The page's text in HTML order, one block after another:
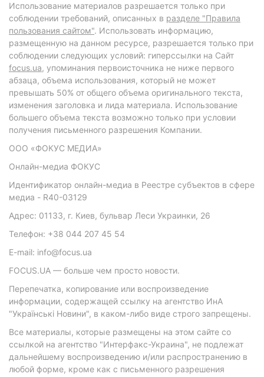
Использование материалов разрешается только при
соблюдении требований, описанных в разделе "Правила
пользования сайтом". Использовать информацию,
размещенную на данном ресурсе, разрешается только при
соблюдении следующих условий: гиперссылки на Сайт
focus.ua, упоминания первоисточника не ниже первого
абзаца, объема использования, который не может
превышать 50% от общего объема оригинального текста,
изменения заголовка и лида материала. Использование
большего объема текста возможно только при условии
получения письменного разрешения Компании.
ООО «ФОКУС МЕДИА»
Онлайн-медиа ФОКУС
Идентификатор онлайн-медиа в Реестре субъектов в сфере
медиа - R40-03129
Адрес: 01133, г. Киев, бульвар Леси Украинки, 26
Телефон: +38 044 207 45 54
E-mail: info@focus.ua
FOCUS.UA — больше чем просто новости.
Перепечатка, копирование или воспроизведение
информации, содержащей ссылку на агентство ИнА
"Українські Новини", в каком-либо виде строго запрещены.
Все материалы, которые размещены на этом сайте со
ссылкой на агентство "Интерфакс-Украина", не подлежат
дальнейшему воспроизведению и/или распространению в
любой форме, кроме как с письменного разрешения